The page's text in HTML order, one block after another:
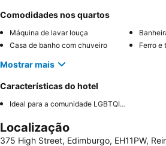
Comodidades nos quartos
Máquina de lavar louça
Casa de banho com chuveiro
Ferro e
Mostrar mais
Características do hotel
Ideal para a comunidade LGBTQIA+
Localização
375 High Street, Edimburgo, EH11PW,